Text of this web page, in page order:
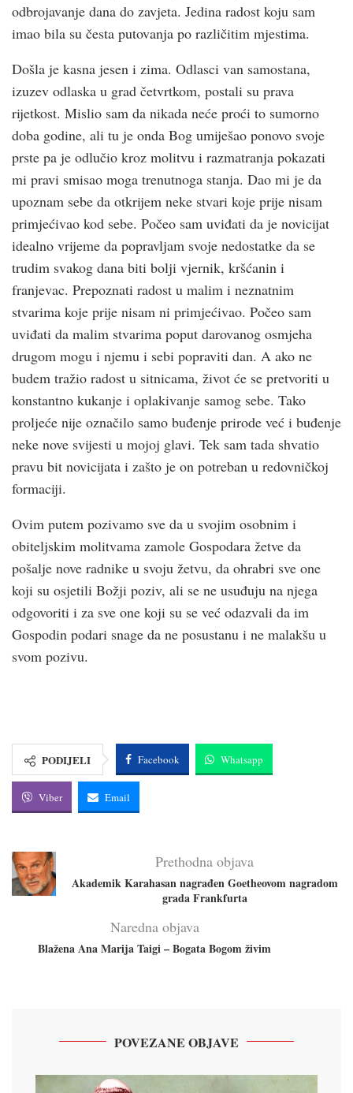
odbrojavanje dana do zavjeta. Jedina radost koju sam
imao bila su česta putovanja po različitim mjestima.
Došla je kasna jesen i zima. Odlasci van samostana,
izuzev odlaska u grad četvrtkom, postali su prava
rijetkost. Mislio sam da nikada neće proći to sumorno
doba godine, ali tu je onda Bog umiješao ponovo svoje
prste pa je odlučio kroz molitvu i razmatranja pokazati
mi pravi smisao moga trenutnoga stanja. Dao mi je da
upoznam sebe da otkrijem neke stvari koje prije nisam
primjećivao kod sebe. Počeo sam uviđati da je novicijat
idealno vrijeme da popravljam svoje nedostatke da se
trudim svakog dana biti bolji vjernik, kršćanin i
franjevac. Prepoznati radost u malim i neznatnim
stvarima koje prije nisam ni primjećivao. Počeo sam
uviđati da malim stvarima poput darovanog osmjeha
drugom mogu i njemu i sebi popraviti dan. A ako ne
budem tražio radost u sitnicama, život će se pretvoriti u
konstantno kukanje i oplakivanje samog sebe. Tako
proljeće nije označilo samo buđenje prirode već i buđenje
neke nove svijesti u mojoj glavi. Tek sam tada shvatio
pravu bit novicijata i zašto je on potreban u redovničkoj
formaciji.
Ovim putem pozivamo sve da u svojim osobnim i
obiteljskim molitvama zamole Gospodara žetve da
pošalje nove radnike u svoju žetvu, da ohrabri sve one
koji su osjetili Božji poziv, ali se ne usuđuju na njega
odgovoriti i za sve one koji su se već odazvali da im
Gospodin podari snage da ne posustanu i ne malakšu u
svom pozivu.
PODIJELI Facebook Whatsapp
Viber Email
Prethodna objava
Akademik Karahasan nagrađen Goetheovom nagradom
grada Frankfurta
Naredna objava
Blažena Ana Marija Taigi – Bogata Bogom živim
POVEZANE OBJAVE